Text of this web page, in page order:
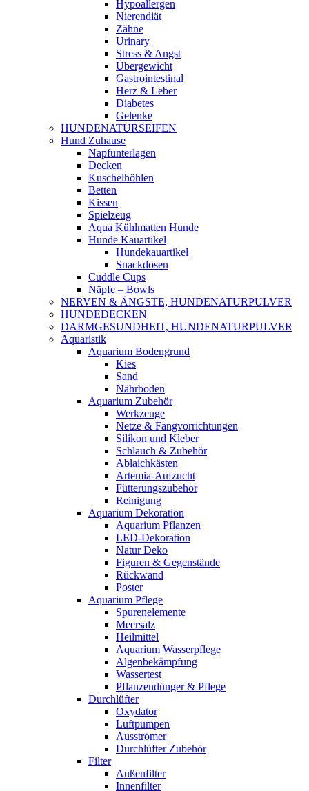
Hypoallergen
Nierendiät
Zähne
Urinary
Stress & Angst
Übergewicht
Gastrointestinal
Herz & Leber
Diabetes
Gelenke
HUNDENATURSEIFEN
Hund Zuhause
Napfunterlagen
Decken
Kuschelhöhlen
Betten
Kissen
Spielzeug
Aqua Kühlmatten Hunde
Hunde Kauartikel
Hundekauartikel
Snackdosen
Cuddle Cups
Näpfe – Bowls
NERVEN & ÄNGSTE, HUNDENATURPULVER
HUNDEDECKEN
DARMGESUNDHEIT, HUNDENATURPULVER
Aquaristik
Aquarium Bodengrund
Kies
Sand
Nährboden
Aquarium Zubehör
Werkzeuge
Netze & Fangvorrichtungen
Silikon und Kleber
Schlauch & Zubehör
Ablaichkästen
Artemia-Aufzucht
Fütterungszubehör
Reinigung
Aquarium Dekoration
Aquarium Pflanzen
LED-Dekoration
Natur Deko
Figuren & Gegenstände
Rückwand
Poster
Aquarium Pflege
Spurenelemente
Meersalz
Heilmittel
Aquarium Wasserpflege
Algenbekämpfung
Wassertest
Pflanzendünger & Pflege
Durchlüfter
Oxydator
Luftpumpen
Ausströmer
Durchlüfter Zubehör
Filter
Außenfilter
Innenfilter